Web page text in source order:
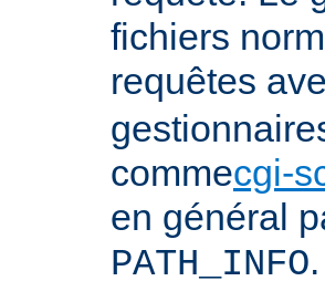
fichiers
requêtes
commecgi-
en général
PATH_INFO.